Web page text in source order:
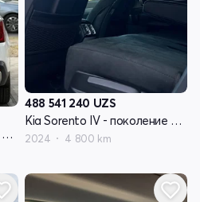
Kia Sorento IV - поколение рестайлинг
488 541 240 UZS
Kia Sorento IV - поколение рестайлинг
2024 4 800 km